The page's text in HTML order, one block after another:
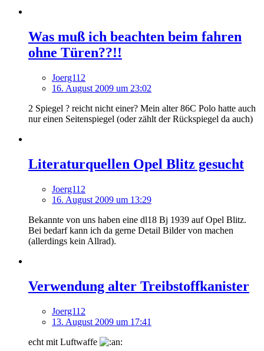
Was muß ich beachten beim fahren
ohne Türen??!!
Joerg112
16. August 2009 um 23:02
2 Spiegel ? reicht nicht einer? Mein alter 86C Polo hatte auch
nur einen Seitenspiegel (oder zählt der Rückspiegel da auch)
Literaturquellen Opel Blitz gesucht
Joerg112
16. August 2009 um 13:29
Bekannte von uns haben eine dl18 Bj 1939 auf Opel Blitz.
Bei bedarf kann ich da gerne Detail Bilder von machen
(allerdings kein Allrad).
Verwendung alter Treibstoffkanister
Joerg112
13. August 2009 um 17:41
echt mit Luftwaffe